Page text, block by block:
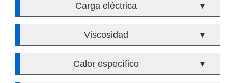
Carga eléctrica ▼
Viscosidad ▼
Calor específico ▼